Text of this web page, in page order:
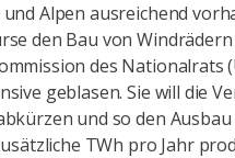
Alpen ausreichend
den Bau von
des Nationalrats
geblasen. Sie will die
und so den
TWh pro Jahr